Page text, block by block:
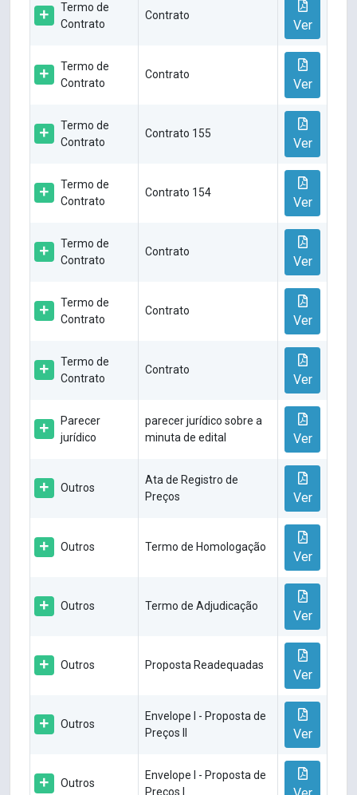
Termo de
Contrato
Contrato
Ver
Termo de
Contrato
Contrato
Ver
Termo de
Contrato
Contrato 155
Ver
Termo de
Contrato
Contrato 154
Ver
Termo de
Contrato
Contrato
Ver
Termo de
Contrato
Contrato
Ver
Termo de
Contrato
Contrato
Ver
Parecer
jurídico
parecer jurídico sobre a
minuta de edital
Ver
Outros
Ata de Registro de
Preços
Ver
Outros Termo de Homologação
Ver
Outros Termo de Adjudicação
Ver
Outros Proposta Readequadas
Ver
Outros
Envelope I - Proposta de
Preços II
Ver
Outros
Envelope I - Proposta de
Preços I